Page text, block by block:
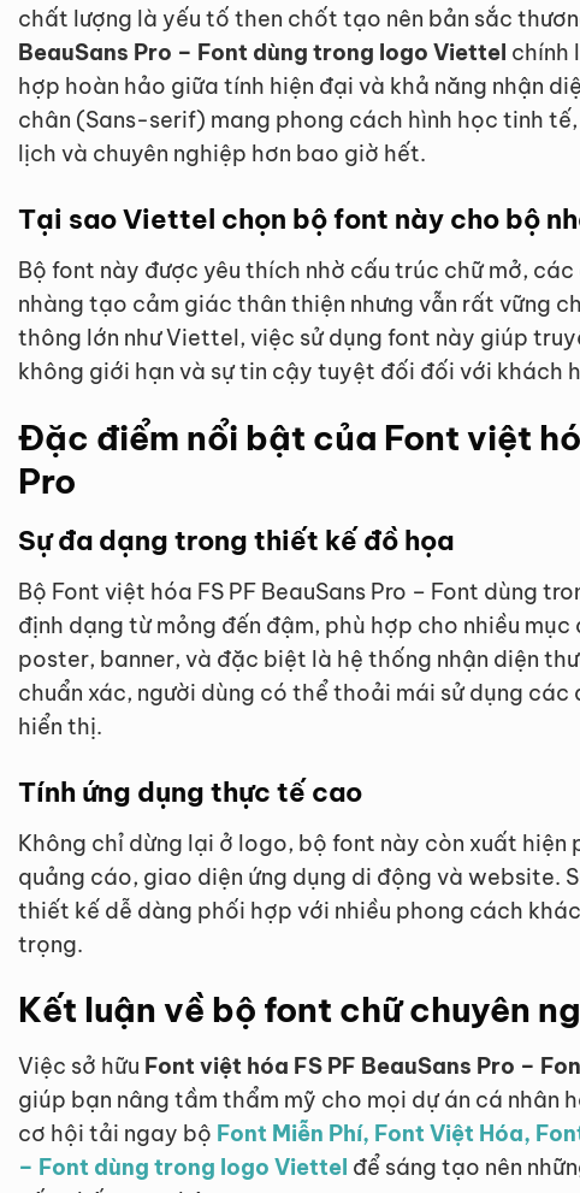
chất lượng là yếu tố then chốt tạo nên bản sắc
BeauSans Pro – Font dùng trong logo Viettel chính
hợp hoàn hảo giữa tính hiện đại và khả năng nhận
chân (Sans-serif) mang phong cách hình học tinh
lịch và chuyên nghiệp hơn bao giờ hết.
Tại sao Viettel chọn bộ font này cho bộ
Bộ font này được yêu thích nhờ cấu trúc chữ mở,
nhàng tạo cảm giác thân thiện nhưng vẫn rất vững
thông lớn như Viettel, việc sử dụng font này giúp
không giới hạn và sự tin cậy tuyệt đối đối với khách
Đặc điểm nổi bật của Font việt
Pro
Sự đa dạng trong thiết kế đồ họa
Bộ Font việt hóa FS PF BeauSans Pro – Font dùng
định dạng từ mỏng đến đậm, phù hợp cho nhiều
poster, banner, và đặc biệt là hệ thống nhận diện
chuẩn xác, người dùng có thể thoải mái sử dụng
hiển thị.
Tính ứng dụng thực tế cao
Không chỉ dừng lại ở logo, bộ font này còn xuất hiện
quảng cáo, giao diện ứng dụng di động và website.
thiết kế dễ dàng phối hợp với nhiều phong cách
trọng.
Kết luận về bộ font chữ chuyên
Việc sở hữu Font việt hóa FS PF BeauSans Pro –
giúp bạn nâng tầm thẩm mỹ cho mọi dự án cá nhân
cơ hội tải ngay bộ Font Miễn Phí, Font Việt Hóa,
– Font dùng trong logo Viettel để sáng tạo nên